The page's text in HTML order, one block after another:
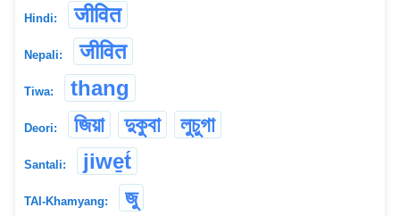
Hindi: जीवित
Nepali: जीवित
Tiwa: thang
Deori: জিয়া দুকুবা লুচুগা
Santali: jiwe̱t́
TAI-Khamyang: জু